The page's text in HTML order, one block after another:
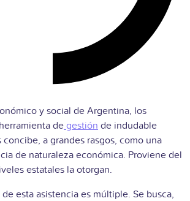
y social de Argentina, los
de gestión de indudable
concibe, a grandes rasgos, como una
de naturaleza económica. Proviene del
estatales la otorgan.
esta asistencia es múltiple. Se busca,